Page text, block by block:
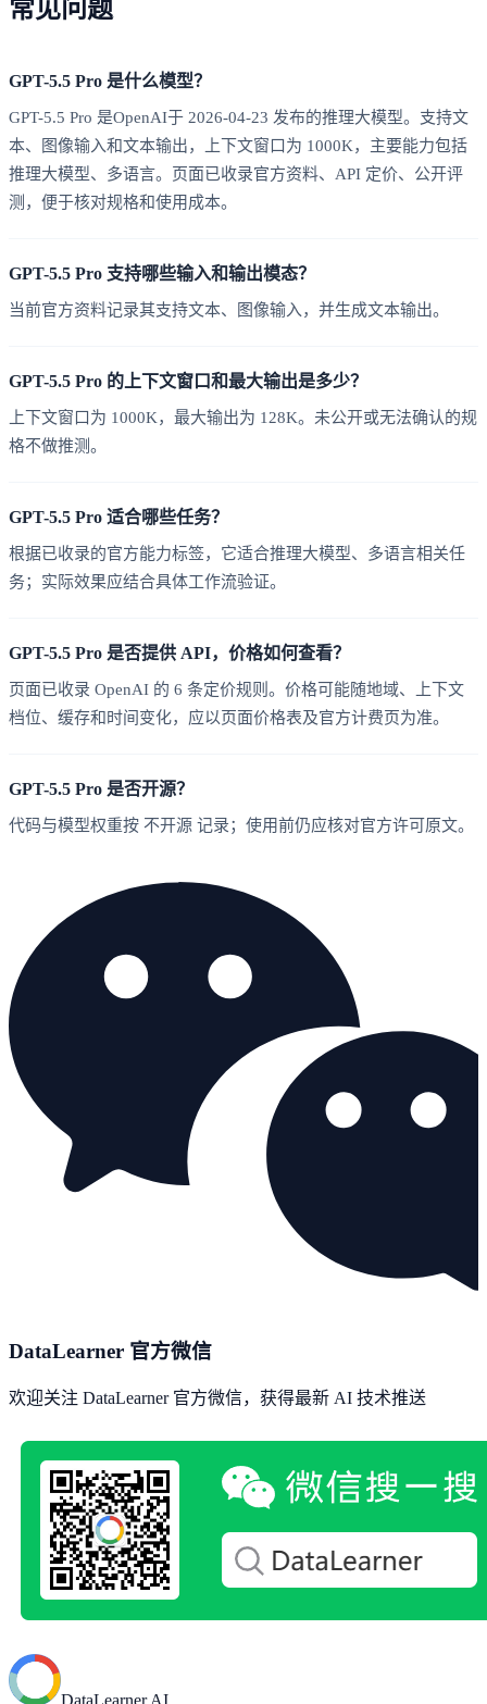
常见问题
GPT-5.5 Pro 是什么模型？
GPT-5.5 Pro 是OpenAI于 2026-04-23 发布的推理大模型。支持文
本、图像输入和文本输出，上下文窗口为 1000K，主要能力包括
推理大模型、多语言。页面已收录官方资料、API 定价、公开评
测，便于核对规格和使用成本。
GPT-5.5 Pro 支持哪些输入和输出模态？
当前官方资料记录其支持文本、图像输入，并生成文本输出。
GPT-5.5 Pro 的上下文窗口和最大输出是多少？
上下文窗口为 1000K，最大输出为 128K。未公开或无法确认的规
格不做推测。
GPT-5.5 Pro 适合哪些任务？
根据已收录的官方能力标签，它适合推理大模型、多语言相关任
务；实际效果应结合具体工作流验证。
GPT-5.5 Pro 是否提供 API，价格如何查看？
页面已收录 OpenAI 的 6 条定价规则。价格可能随地域、上下文
档位、缓存和时间变化，应以页面价格表及官方计费页为准。
GPT-5.5 Pro 是否开源？
代码与模型权重按 不开源 记录；使用前仍应核对官方许可原文。
DataLearner 官方微信
欢迎关注 DataLearner 官方微信，获得最新 AI 技术推送
DataLearner AI